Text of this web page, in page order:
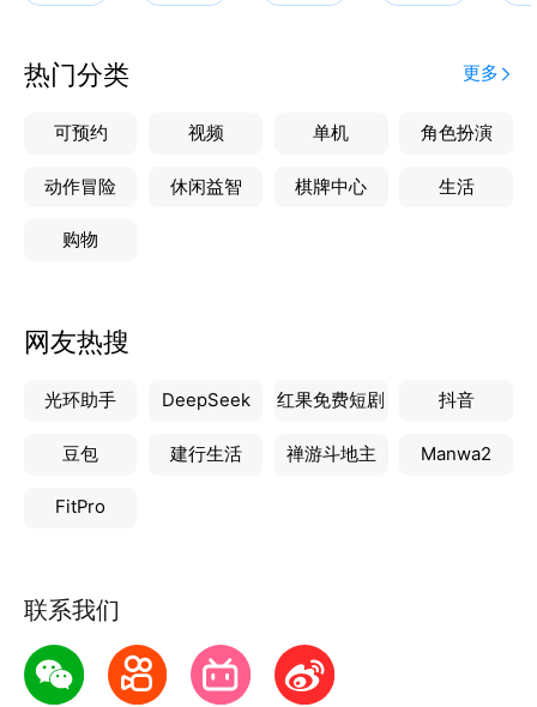
热门分类 更多
可预约 视频 单机 角色扮演
动作冒险 休闲益智 棋牌中心 生活
购物
网友热搜
光环助手 DeepSeek 红果免费短剧 抖音
豆包 建行生活 禅游斗地主 Manwa2
FitPro
联系我们